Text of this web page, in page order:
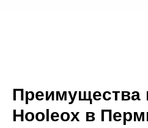
Преимущества
Hooleox в